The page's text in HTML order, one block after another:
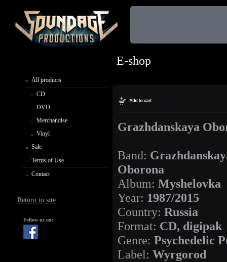
All products
CD
DVD
Merchandise
Vinyl
Sale
Terms of Use
Contact
Return to site
Follow us on:
E-shop
Grazhdanskaya
Band:
Oborona
Album: Myshelovka
Year: 1987/2015
Country: Russia
Format: CD, digipak
Genre: Psychedelic
Label: Wyrgorod